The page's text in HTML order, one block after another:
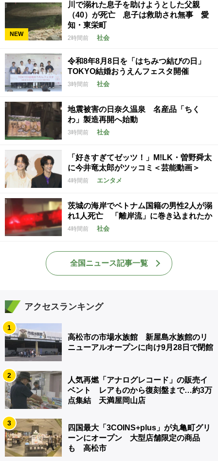
NEW
川で溺れた息子を助けようとした父親
（40）が死亡 息子は救助され無事 愛
知・東栄町
2時間前 社会
令和8年8月8日を「はちみつ結びの日」
TOKYO結婚おうえんフェスタ開催
3時間前 社会
地震被害の日奈久温泉 名産品「ちく
わ」製造再開へ始動
3時間前 社会
「好きすぎてゼッツ！」M!LK・曽野舜太
に今井竜太郎がツッコミ＜芸能動画＞
4時間前 エンタメ
茨城の海岸でベトナム国籍の男性2人が溺
れ1人死亡 「離岸流」に巻き込まれたか
4時間前 社会
全国ニュース記事一覧
アクセスランキング
1
高松市の市場水族館 新屋島水族館のリ
ニューアルオープンに向け9月28日で閉館
2
人気再燃「アナログレコード」の販売イ
ベント レアものから復刻盤まで…約3万
点集結 天満屋岡山店
3
四国最大「3COINS+plus」が丸亀町グリ
ーンにオープン 大型店舗限定の商品
も 高松市